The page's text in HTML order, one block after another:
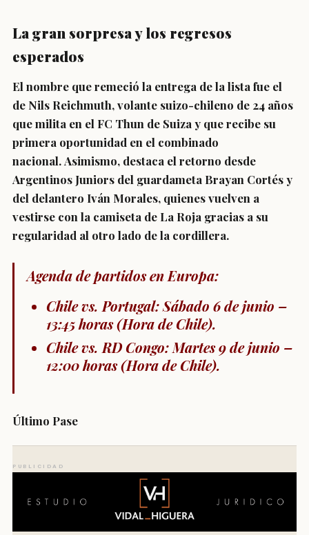
La gran sorpresa y los regresos
esperados
El nombre que remeció la entrega de la lista fue el
de Nils Reichmuth, volante suizo-chileno de 24 años
que milita en el FC Thun de Suiza y que recibe su
primera oportunidad en el combinado
nacional. Asimismo, destaca el retorno desde
Argentinos Juniors del guardameta Brayan Cortésy
del delantero Iván Morales, quienes vuelven a
vestirse con la camiseta de La Roja gracias a su
regularidad al otro lado de la cordillera.
Agenda de partidos en Europa:
Chile vs. Portugal:Sábado 6 de junio –
13:45 horas (Hora de Chile).
Chile vs. RD Congo:Martes 9 de junio –
12:00 horas (Hora de Chile).
Último Pase
PUBLICIDAD